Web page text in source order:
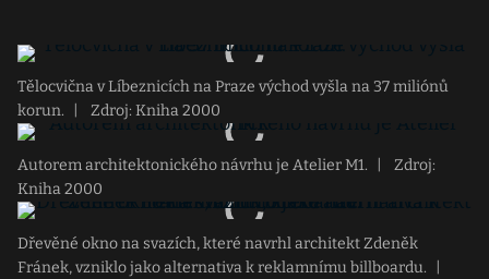
Tělocvična v Líbeznicích na Praze východ vyšla na 37 miliónů
korun.
Zdroj: Kniha 2000
Autorem architektonického návrhu je Atelier M1.
Zdroj:
Kniha 2000
Dřevěné okno na svazích, které navrhl architekt Zdeněk
Fránek, vzniklo jako alternativa k reklamnímu billboardu.